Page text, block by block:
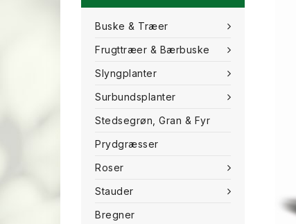
Buske & Træer
Frugttræer & Bærbuske
Slyngplanter
Surbundsplanter
Stedsegrøn, Gran & Fyr
Prydgræsser
Roser
Stauder
Bregner